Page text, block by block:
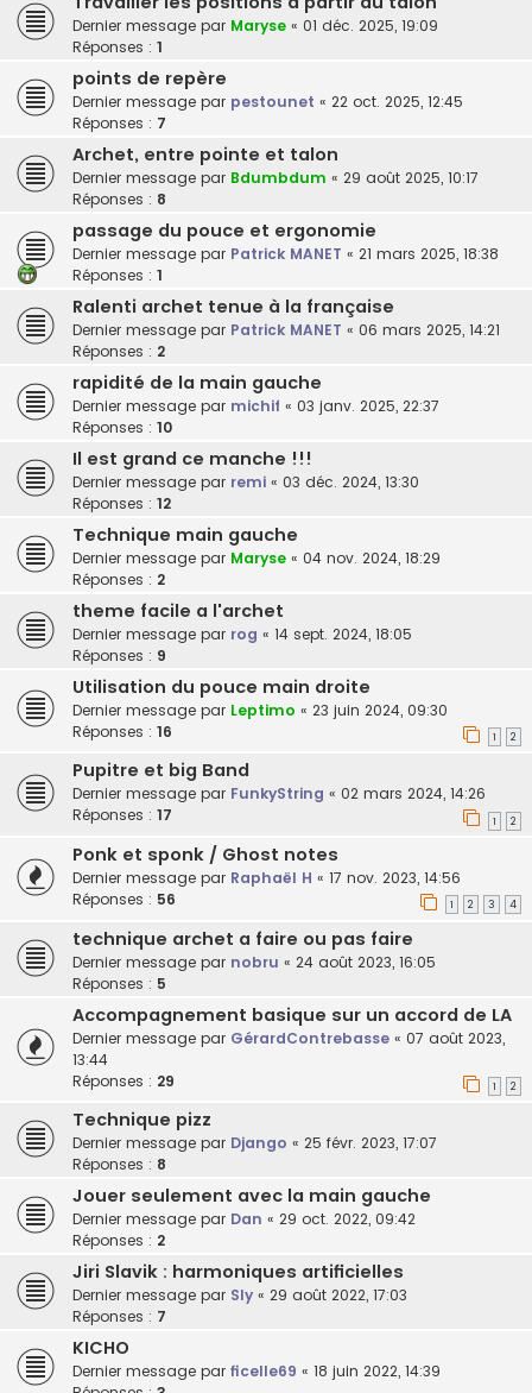
Dernier message par Maryse « 01 déc. 2025, 19:09
Réponses : 1
points de repère
Dernier message par pestounet « 22 oct. 2025, 12:45
Réponses : 7
Archet, entre pointe et talon
Dernier message par Bdumbdum « 29 août 2025, 10:17
Réponses : 8
passage du pouce et ergonomie
Dernier message par Patrick MANET « 21 mars 2025, 18:38
Réponses : 1
Ralenti archet tenue à la française
Dernier message par Patrick MANET « 06 mars 2025, 14:21
Réponses : 2
rapidité de la main gauche
Dernier message par michif « 03 janv. 2025, 22:37
Réponses : 10
Il est grand ce manche !!!
Dernier message par remi « 03 déc. 2024, 13:30
Réponses : 12
Technique main gauche
Dernier message par Maryse « 04 nov. 2024, 18:29
Réponses : 2
theme facile a l'archet
Dernier message par rog « 14 sept. 2024, 18:05
Réponses : 9
Utilisation du pouce main droite
Dernier message par Leptimo « 23 juin 2024, 09:30
Réponses : 16 1 2
Pupitre et big Band
Dernier message par FunkyString « 02 mars 2024, 14:26
Réponses : 17 1 2
Ponk et sponk / Ghost notes
Dernier message par Raphaël H « 17 nov. 2023, 14:56
Réponses : 56 1 2 3 4
technique archet a faire ou pas faire
Dernier message par nobru « 24 août 2023, 16:05
Réponses : 5
Accompagnement basique sur un accord de LA
Dernier message par GérardContrebasse « 07 août 2023,
13:44
Réponses : 29 1 2
Technique pizz
Dernier message par Django « 25 févr. 2023, 17:07
Réponses : 8
Jouer seulement avec la main gauche
Dernier message par Dan « 29 oct. 2022, 09:42
Réponses : 2
Jiri Slavik : harmoniques artificielles
Dernier message par Sly « 29 août 2022, 17:03
Réponses : 7
KICHO
Dernier message par ficelle69 « 18 juin 2022, 14:39